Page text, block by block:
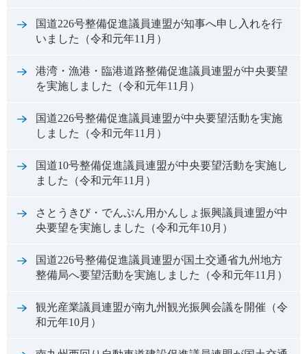
国道226号整備促進議員連盟が知事へ申し入れを行
いました（令和元年11月）
港湾・漁港・臨港道路整備促進議員連盟が中央要望
を実施しました（令和元年11月）
国道226号整備促進議員連盟が中央要望活動を実施
しました（令和元年11月）
国道10号整備促進議員連盟が中央要望活動を実施し
ました（令和元年11月）
さとうきび・でんぷん用かんしょ振興議員連盟が中
央要望を実施しました（令和元年10月）
国道226号整備促進議員連盟が国土交通省九州地方
整備局へ要望活動を実施しました（令和元年11月）
観光産業議員連盟が南九州観光振興会議を開催（令
和元年10月）